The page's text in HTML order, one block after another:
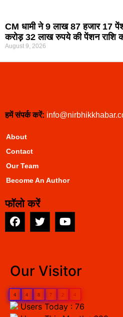
CM धामी ने 9 लाख 87 हजार 17
करोड़ 32 लाख रुपये की पेंशन राशि
August 9, 2026
हमें संपर्क करें:
About
Contact
Our Team
Become An Author
फॉलो करें
Our Visitor
4 4 8 7 2 4
Users Today : 76